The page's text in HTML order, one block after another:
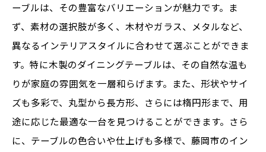
藤岡市の空間に調和するテーブル選び
長く使えるダイニングテーブルの選定基準
群馬県藤岡市で人気の伸縮ダイニングテーブル
の魅力
実用性とデザイン性を兼ね備えたテーブル
の特徴
藤岡市での人気の理由とは
ーブルは、その豊富なバリエーションが魅力です。ま
ず、素材の選択肢が多く、木材やガラス、メタルなど、
異なるインテリアスタイルに合わせて選ぶことができま
す。特に木製のダイニングテーブルは、その自然な温も
りが家庭の雰囲気を一層和らげます。また、形状やサイ
ズも多彩で、丸型から長方形、さらには楕円形まで、用
途に応じた最適な一台を見つけることができます。さら
に、テーブルの色合いや仕上げも多様で、藤岡市のイン